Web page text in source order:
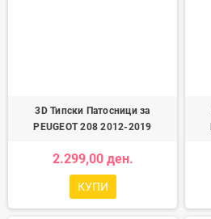
3D Типски Патосници за
PEUGEOT 208 2012-2019
2.299,00 ден.
КУПИ